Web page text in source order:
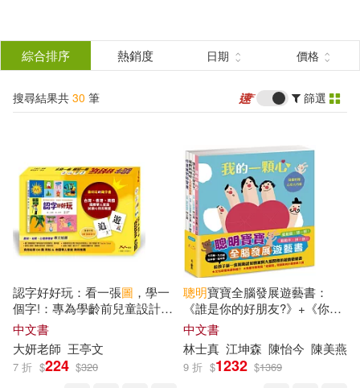
結
分類 (單選)
所有商品(30) 圖書(30)
作者 (可複選)
根華編輯部(28) 大妍老師(1)
林士真(1)
出版社
綜合排序 熱銷度 日期 價格
搜尋結果共 30 筆 篩選
認字好好玩：看一張圖 ，學一
個字!：專為學齡前兒童設計。
右腦識字 越學越
港、美國 國際華人家庭試讀心
得五顆星 (隨書附贈88張認字
卡)
中文書
大妍老師 王亭文
7 折 $224 $320
聰明寶寶全腦發展遊藝書：
《誰是你的好朋友?》+《你是
我們的寶貝》+《我的一顆心》
+《我們的地球──七巧板玩創
意》
中文書
林士真 江坤森 陳怡今 陳美燕
9 折 $1232 $1369